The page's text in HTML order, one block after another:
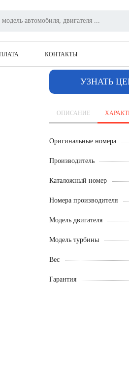
КОНТАКТЫ
УЗНАТЬ
ОПИСАНИЕ
Оригинальные номера
Производитель
Каталожный номер
Номера производителя
Модель двигателя
Модель турбины
Вес
Гарантия